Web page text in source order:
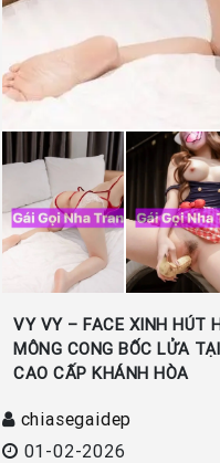
VY VY – FACE XINH HÚT
MÔNG CONG BỐC LỬA
CAO CẤP KHÁNH HÒA
chiasegaidep
01-02-2026